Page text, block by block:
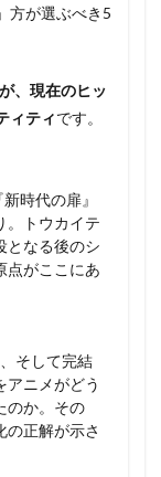
方が選ぶべき5
、現在のヒッ
ィティです。
時代の扉』
。トウカイテ
となる後のシ
点がここにあ
そして完結
アニメがどう
のか。その
の正解が示さ